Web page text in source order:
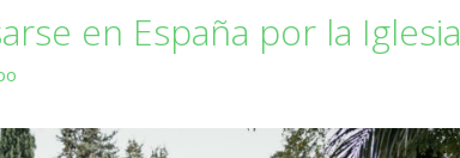
en España por la Iglesia